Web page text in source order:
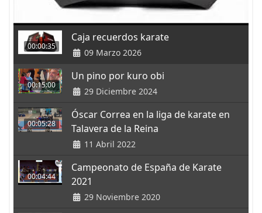
00:00:35
Caja recuerdos karate
09 Marzo 2026
00:15:00
Un pino por kuro obi
29 Diciembre 2024
00:05:28
Óscar Correa en la liga de karate en
Talavera de la Reina
11 Abril 2022
00:04:44
Campeonato de España de Karate
2021
29 Noviembre 2020